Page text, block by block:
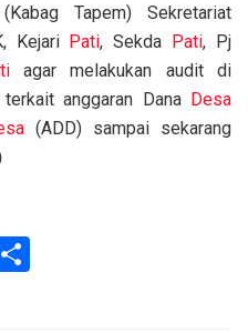
Tapem) Sekretariat
Kejari Pati, Sekda Pati, Pj
agar melakukan audit di
terkait anggaran Dana Desa
(ADD) sampai sekarang